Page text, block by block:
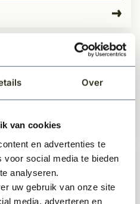
Over
van cookies
en advertenties te
voor social media te bieden
analyseren.
uw gebruik van onze site
media, adverteren en
Grand 160
Grand 140
vloer tegels